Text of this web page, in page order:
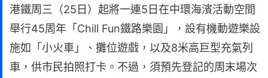
港鐵周三（25日）起將一連5日在中環海濱活動空間
舉行45周年「Chill Fun鐵路樂園」，設有機動遊樂設
施如「小火車」、攤位遊戲，以及8米高巨型充氣列
車，供市民拍照打卡。不過，須預先登記的周末場次